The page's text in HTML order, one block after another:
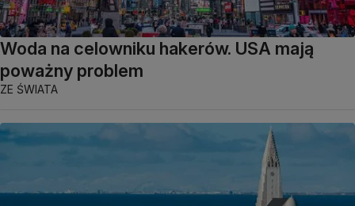
Woda na celowniku hakerów. USA mają
poważny problem
ZE ŚWIATA